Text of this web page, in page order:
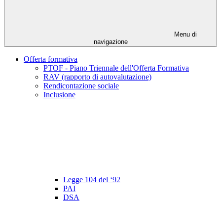
Menu di
navigazione
Offerta formativa
PTOF - Piano Triennale dell'Offerta Formativa
RAV (rapporto di autovalutazione)
Rendicontazione sociale
Inclusione
Legge 104 del ‘92
PAI
DSA